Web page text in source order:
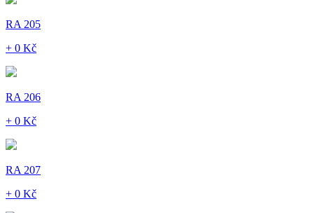
RA 205
+ 0 Kč
RA 206
+ 0 Kč
RA 207
+ 0 Kč